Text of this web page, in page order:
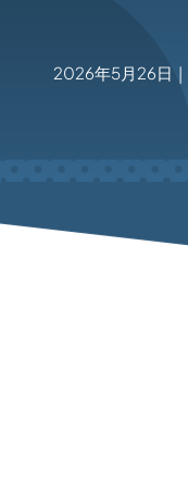
2026年5月26日 |